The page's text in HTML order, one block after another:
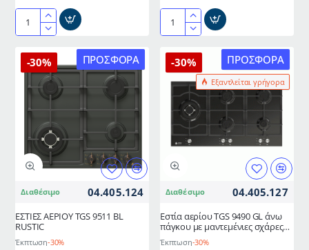
Αυτόνομη
Κεραμική
Εστία
Robin
7,2Kw
LB-
Ζώνες
Πλήκτρα
Κεραμική
αερίου
με
μαντεμένιες
σχάρες
και
θερμικά
ασφαλείας
κλάσης
TGS-
GL
THERMOGATZ
ΠΡΟΣΦΟΡΆ
-30%
Διαθέσιμο 04.405.124
ΕΣΤΙΕΣ ΑΕΡΙΟΥ TGS 9511 BL
RUSTIC
Έκπτωση-30%
ΠΡΟΣΦΟΡΆ
Εξαντλείται γρήγορα
-30%
Διαθέσιμο 04.405.127
Εστία αερίου TGS 9490 GL άνω
πάγκου με μαντεμένιες σχάρες
και θερμικά ασφαλείας
Έκπτωση-30%